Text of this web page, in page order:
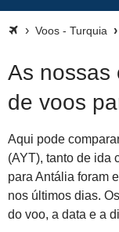
Voos - Turquia
As nossas
de voos
Aqui pode
(AYT), tanto de ida
para Antália foram
nos últimos dias.
do voo, a data e a